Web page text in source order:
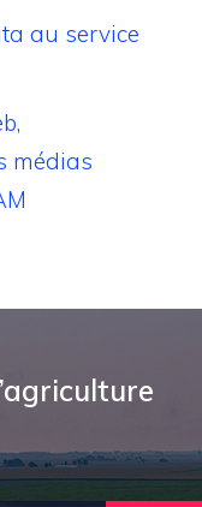
au service
médias